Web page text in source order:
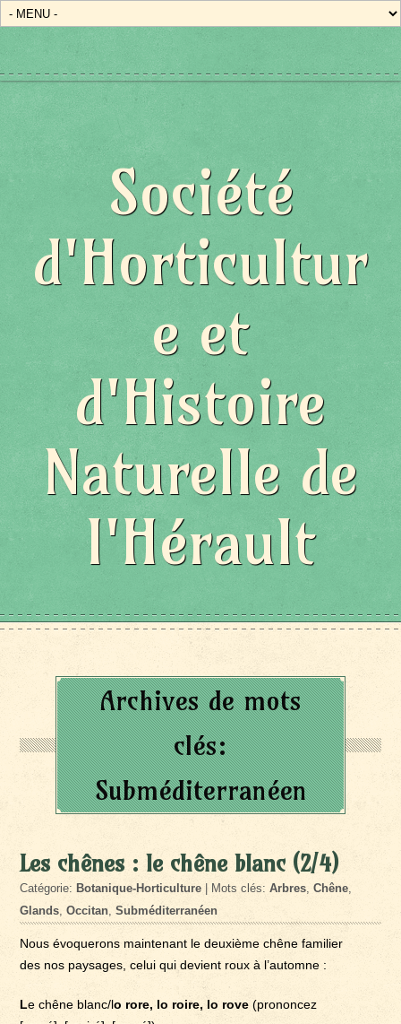
Société
d'Horticultur
e et
d'Histoire
Naturelle de
l'Hérault
Archives de mots
clés:
Subméditerranéen
Les chênes : le chêne blanc (2/4)
Catégorie: Botanique-Horticulture | Mots clés:Arbres,Chêne,
Glands,Occitan,Subméditerranéen
Nous évoquerons maintenant le deuxième chêne familier
des nos paysages, celui qui devient roux à l’automne :
Le chêne blanc/lo rore, lo roire, lo rove (prononcez